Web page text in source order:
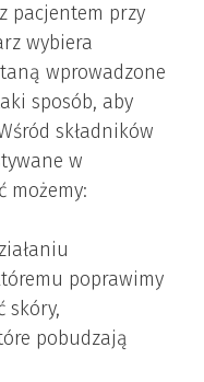
pacjentem przy
wybiera
wprowadzone
sposób, aby
składników
w
możemy:
poprawimy
skóry,
pobudzają